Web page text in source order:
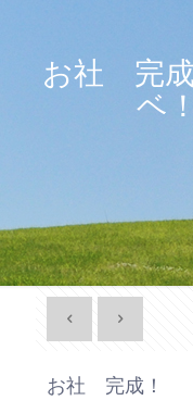
お社 完
ベ
お社 完成！